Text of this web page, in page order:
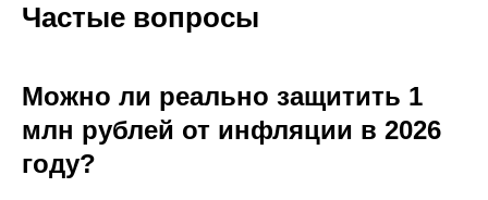
Частые вопросы
Можно ли реально защитить 1
млн рублей от инфляции в 2026
году?